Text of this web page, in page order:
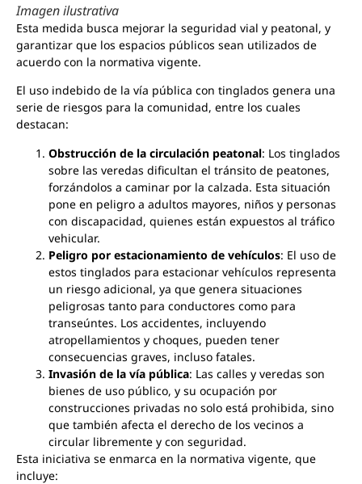
Imagen ilustrativa
Esta medida busca mejorar la seguridad vial y peatonal, y
garantizar que los espacios públicos sean utilizados de
acuerdo con la normativa vigente.
El uso indebido de la vía pública con tinglados genera una
serie de riesgos para la comunidad, entre los cuales
destacan:
Obstrucción de la circulación peatonal: Los tinglados
sobre las veredas dificultan el tránsito de peatones,
forzándolos a caminar por la calzada. Esta situación
pone en peligro a adultos mayores, niños y personas
con discapacidad, quienes están expuestos al tráfico
vehicular.
Peligro por estacionamiento de vehículos: El uso de
estos tinglados para estacionar vehículos representa
un riesgo adicional, ya que genera situaciones
peligrosas tanto para conductores como para
transeúntes. Los accidentes, incluyendo
atropellamientos y choques, pueden tener
consecuencias graves, incluso fatales.
Invasión de la vía pública: Las calles y veredas son
bienes de uso público, y su ocupación por
construcciones privadas no solo está prohibida, sino
que también afecta el derecho de los vecinos a
circular libremente y con seguridad.
Esta iniciativa se enmarca en la normativa vigente, que
incluye: